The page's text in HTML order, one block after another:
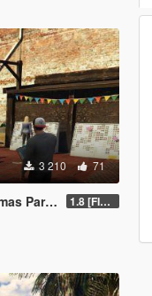
3 210 71
Party" 1.8 [FINAL]